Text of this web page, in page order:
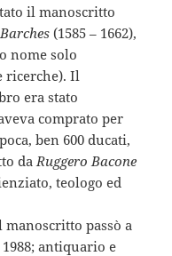
il manoscritto
(1585 – 1662),
nome solo
ricerche). Il
era stato
comprato per
ben 600 ducati,
da Ruggero Bacone
teologo ed
passò a
1988; antiquario e